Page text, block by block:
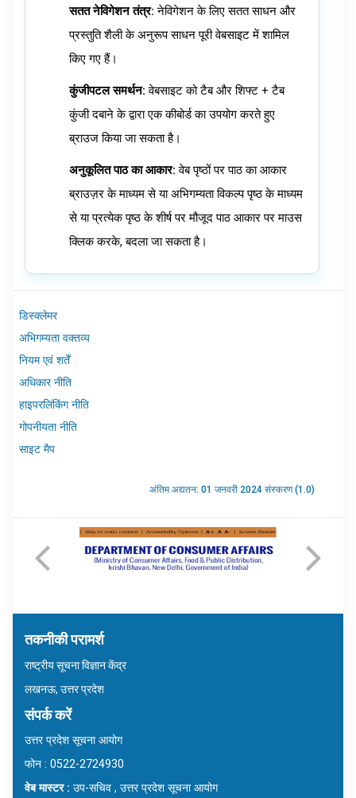
सतत नेविगेशन तंत्र: नेविगेशन के लिए सतत साधन और
प्रस्तुति शैली के अनुरूप साधन पूरी वेबसाइट में शामिल
किए गए हैं।
कुंजीपटल समर्थन: वेबसाइट को टैब और शिफ्ट + टैब
कुंजी दबाने के द्वारा एक कीबोर्ड का उपयोग करते हुए
ब्राउज किया जा सकता है।
अनुकूलित पाठ का आकार: वेब पृष्ठों पर पाठ का आकार
ब्राउज़र के माध्यम से या अभिगम्यता विकल्प पृष्ठ के माध्यम
से या प्रत्येक पृष्ठ के शीर्ष पर मौजूद पाठ आकार पर माउस
क्लिक करके, बदला जा सकता है।
डिस्क्लेमर
अभिगम्यता वक्तव्य
नियम एवं शर्तें
अधिकार नीति
हाइपरलिंकिंग नीति
गोपनीयता नीति
साइट मैप
अंतिम अद्यतन: 01 जनवरी 2024 संस्करण (1.0)
तकनीकी परामर्श
राष्ट्रीय सूचना विज्ञान केंद्र
लखनऊ, उत्तर प्रदेश
संपर्क करें
उत्तर प्रदेश सूचना आयोग
फोन : 0522-2724930
वेब मास्टर : उप-सचिव , उत्तर प्रदेश सूचना आयोग